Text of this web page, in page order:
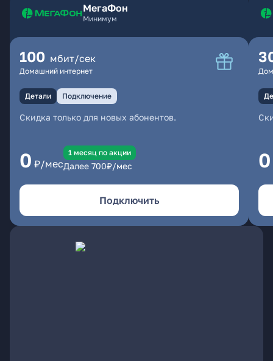
МегаФон
Минимум
100 мбит/сек
Домашний интернет
Детали Подключение
Скидка только для новых абонентов.
0 ₽/мес
1 месяц по акции
Далее 700₽/мес
Подключить
0